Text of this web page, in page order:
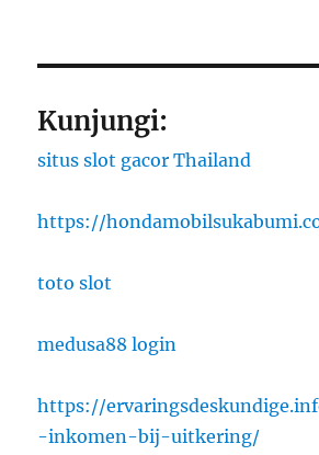
Kunjungi:
situs slot gacor Thailand
https://
toto slot
medusa88 login
https://
-inkomen-bij-uitkering/